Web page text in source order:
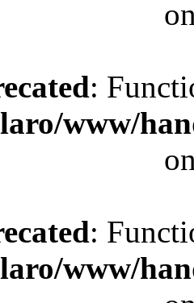
:
www/
:
www/